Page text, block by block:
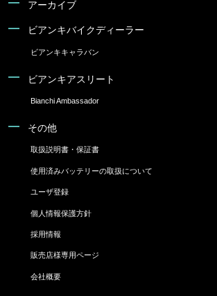
アーカイブ
ビアンキバイクディーラー
ビアンキキャラバン
ビアンキアスリート
Bianchi Ambassador
その他
取扱説明書・保証書
使用済みバッテリーの取扱について
ユーザ登録
個人情報保護方針
採用情報
販売店様専用ページ
会社概要